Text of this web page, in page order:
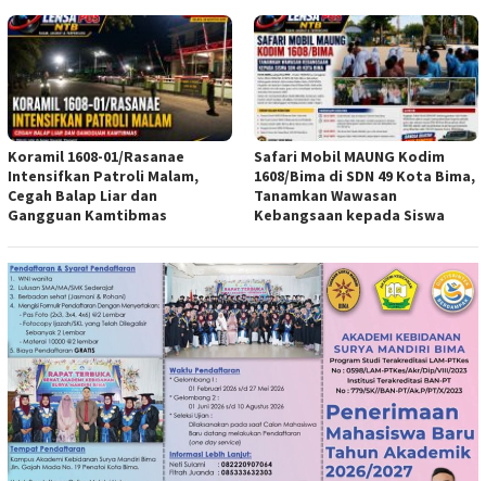
Koramil 1608-01/Rasanae
Intensifkan Patroli Malam,
Cegah Balap Liar dan
Gangguan Kamtibmas
Safari Mobil MAUNG Kodim
1608/Bima di SDN 49 Kota Bima,
Tanamkan Wawasan
Kebangsaan kepada Siswa